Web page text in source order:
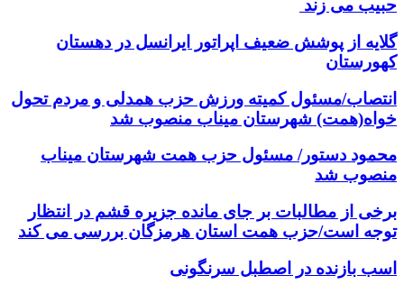
حبیب می زند
گلایه از پوشش ضعیف اپراتور ایرانسل در دهستان
کهورستان
انتصاب/مسئول کمیته ورزش حزب همدلی و مردم تحول
خواه(همت) شهرستان میناب منصوب شد
محمود دستور/ مسئول حزب همت شهرستان میناب
منصوب شد
برخی از مطالبات بر جای مانده جزیره قشم در انتظار
توجه است/حزب همت استان هرمزگان بررسی می کند
اسب بازنده در اصطبل سرنگونی